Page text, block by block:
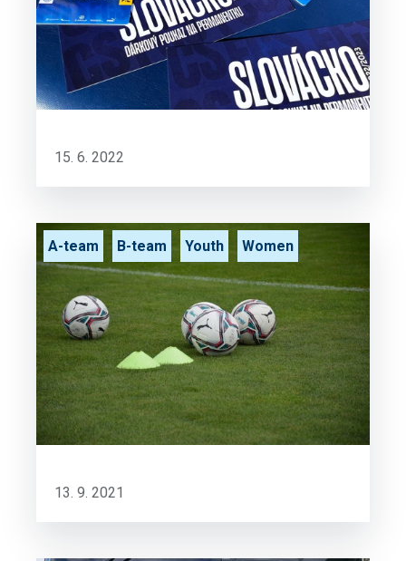
15. 6. 2022
A-team B-team Youth Women
13. 9. 2021